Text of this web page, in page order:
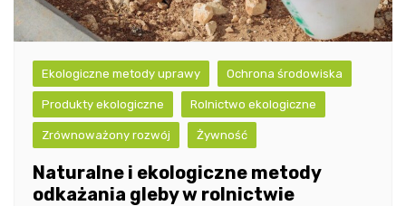
Ekologiczne metody uprawy Ochrona środowiska
Produkty ekologiczne Rolnictwo ekologiczne
Zrównoważony rozwój Żywność
Naturalne i ekologiczne metody
odkażania gleby w rolnictwie